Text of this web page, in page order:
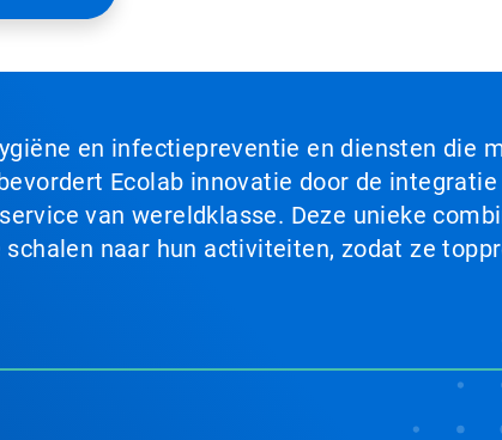
en infectiepreventie en diensten die
Ecolab innovatie door de
van wereldklasse. Deze unieke
naar hun activiteiten, zodat ze